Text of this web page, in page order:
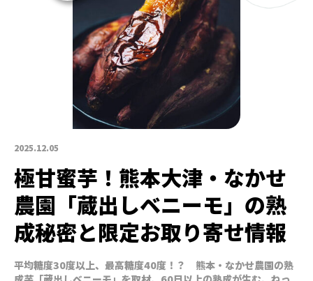
2025.12.05
極甘蜜芋！熊本大津・なかせ
農園「蔵出しベニーモ」の熟
成秘密と限定お取り寄せ情報
平均糖度30度以上、最高糖度40度！？ 熊本・なかせ農園の熟